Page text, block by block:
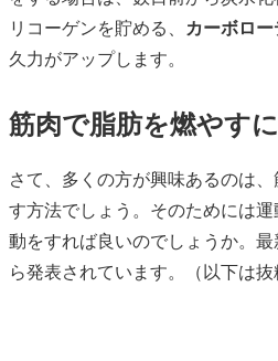
リコーゲンを貯める、
カーボロ
久力がアップします。
筋肉で脂肪を燃やす
さて、多くの方が興味あるのは
す方法でしょう。そのためには
動をすれば良いのでしょうか。
ら発表されています。（以下は抜